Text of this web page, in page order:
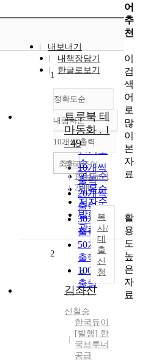
내보내기
내책장담기
한글로보기
정확도순
정확도
순
인기도
순
연도순
제목순
저자순
발행기
관순
내림차순
내림차순
10개씩 출력
10개씩
출력
20개씩
출력
30개씩
출력
50개씩
출력
100개씩
출력
조회
1
트루북 테
마동화 . 1
- 49
한국듀이
한국듀이
2000
복
사/
대
출
신
청
2
김좌진
신철승
한국듀이
[발행] 한
국브루너
공급
어
추
천
이
검
색
어
로
많
이
본
자
료
활
용
도
높
은
자
료